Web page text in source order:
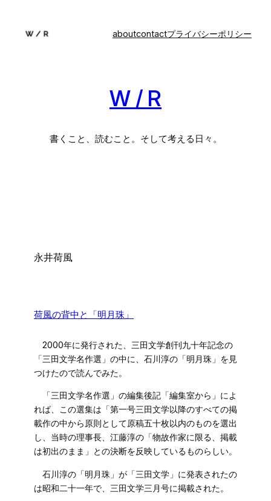
aboutcontactプライバシーポリシー
W / R
書くこと、読むこと。そして考える日々。
永井荷風
荷風の背中と「明月珠」
2000年に発行された、三田文学創刊九十年記念の
「三田文学名作選」の中に、石川淳の「明月珠」を見
つけたので読んでみた。
「三田文学名作選」の編集後記「編集室から」によ
れば、この選集は「第一号三田文学以降のすべての掲
載作の中から原則として原稿五十枚以内のものを選出
し、当時の理事長、江藤淳の「物故作家に限る、掲載
は初出のまま」との決断を反映しているものらしい。
石川淳の「明月珠」が「三田文学」に発表されたの
は昭和二十一年で、三田文学三月号に掲載された。